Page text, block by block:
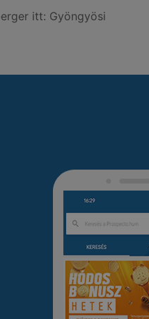
itt: Gyöngyösi